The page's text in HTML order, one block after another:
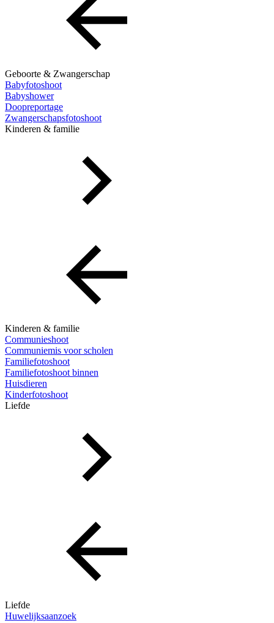
Geboorte & Zwangerschap
Babyfotoshoot
Babyshower
Doopreportage
Zwangerschapsfotoshoot
Kinderen & familie
Kinderen & familie
Communieshoot
Communiemis voor scholen
Familiefotoshoot
Familiefotoshoot binnen
Huisdieren
Kinderfotoshoot
Liefde
Liefde
Huwelijksaanzoek